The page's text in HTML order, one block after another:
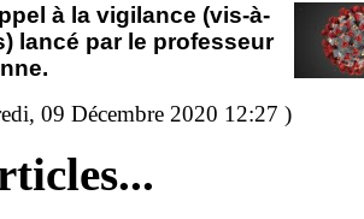
à la vigilance (vis-à-
lancé par le professeur
09 Décembre 2020 12:27 )